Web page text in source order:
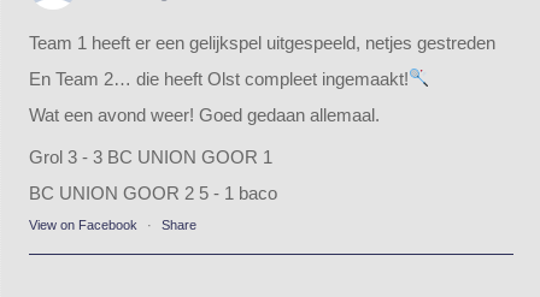
Team 1 heeft er een gelijkspel uitgespeeld, netjes gestreden
En Team 2… die heeft Olst compleet ingemaakt!
Wat een avond weer! Goed gedaan allemaal.
Grol 3 - 3 BC UNION GOOR 1
BC UNION GOOR 2 5 - 1 baco
View on Facebook · Share